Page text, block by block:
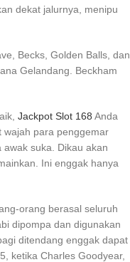
dekat jalurnya, menipu
Becks, Golden Balls, dan
Gelandang. Beckham
Jackpot Slot 168 Anda
wajah para penggemar
suka. Dikau akan
Ini enggak hanya
orang berasal seluruh
dipompa dan digunakan
ditendang enggak dapat
ketika Charles Goodyear,